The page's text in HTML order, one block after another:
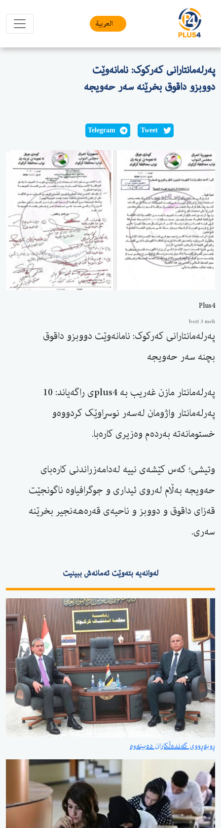
العربیة
پەرلەمانتارانی کەرکوک: نامانەوێت
دووبزو داقوق بخرێنە سەر حەویجە
Tweet
Telegram
Plus4
berî 3 meh
پەرلەمانتارانی کەرکوک: نامانەوێت دووبزو داقوق
بچنە سەر حەویجە
پەرلەمانتار مازن غەریب بە plus4ی راگەیاند: 10
پەرلەمانتار واژومان لەسەر نوسراوێک کردووەو
خستومانەتە بەردەم وەزیری کارەبا.
وتیشی؛ کەس کێشەی نییە لەدامەزراندنی کارەبای
حەویجە بەڵام لەروی ئیداری و جوگرافیاوە ناگونجێت
قەزای داقوق و دووبز و ناحیەی قەرەهەنجیر بخرێنە
سەری.
لەوانەیە بتەوێت ئەمانەش ببینیت
ڕوبەڕووی گەندەڵکاران دەبینەوە